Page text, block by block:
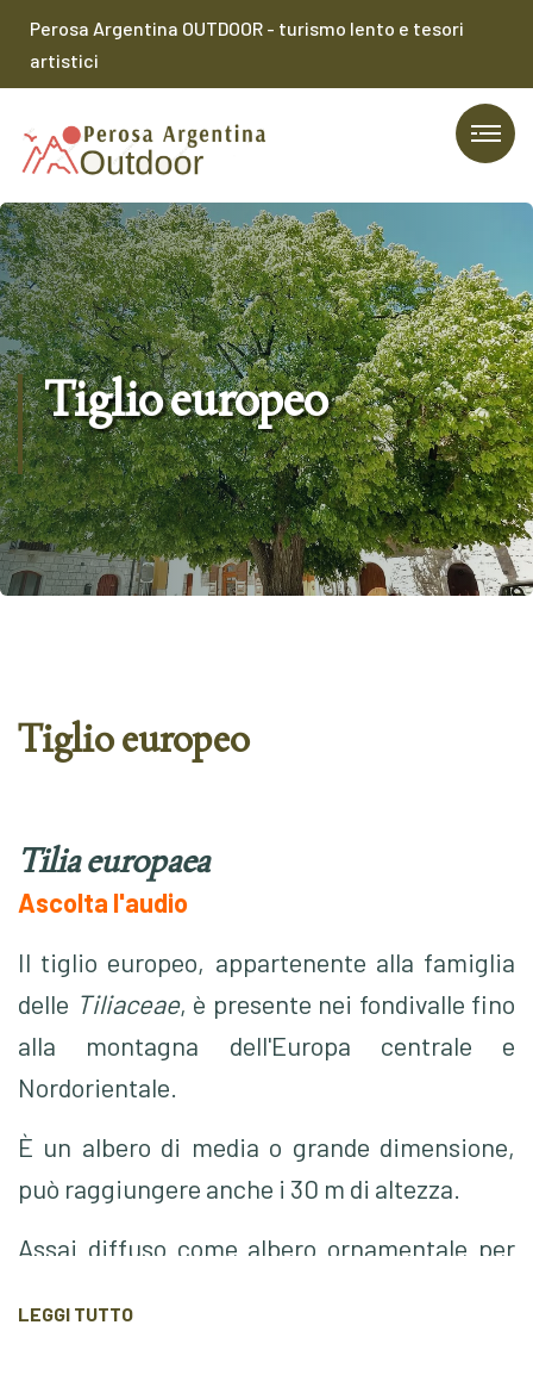
Perosa Argentina OUTDOOR - turismo lento e tesori
artistici
Tiglio europeo
Tiglio europeo
Tilia europaea
Ascolta l'audio
Il tiglio europeo, appartenente alla famiglia
delle Tiliaceae, è presente nei fondivalle fino
alla montagna dell'Europa centrale e
Nordorientale.
È un albero di media o grande dimensione,
può raggiungere anche i 30 m di altezza.
Assai diffuso come albero ornamentale per
adattabilità
LEGGI TUTTO